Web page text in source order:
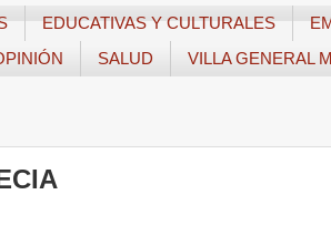
EDUCATIVAS Y CULTURALES
SALUD VILLA GENERAL